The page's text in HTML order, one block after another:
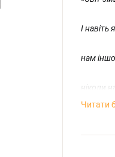
І навіть
нам
ніколи
Читати